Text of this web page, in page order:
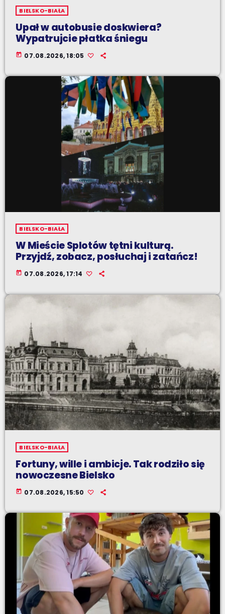
BIELSKO-BIAŁA
Upał w autobusie doskwiera?
Wypatrujcie płatka śniegu
today 07.08.2026, 18:05
BIELSKO-BIAŁA
W Mieście Splotów tętni kulturą.
Przyjdź, zobacz, posłuchaj i zatańcz!
today 07.08.2026, 17:14
BIELSKO-BIAŁA
Fortuny, wille i ambicje. Tak rodziło się
nowoczesne Bielsko
today 07.08.2026, 15:50